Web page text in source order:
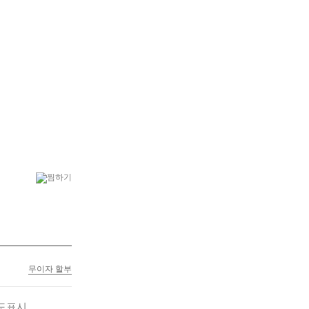
무이자 할부
표시